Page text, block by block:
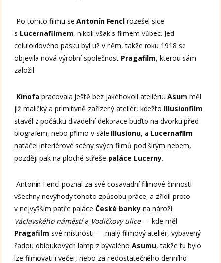
Po tomto filmu seAntonín Fencl rozešel sice
s Lucernafilmem, nikoli však s filmem vůbec. Jed
celuloidového pásku byl už v něm, takže roku 1918 se
objevila nová výrobní společnost Pragafilm, kterou sám
založil.
Kinofa pracovala ještě bez jakéhokoli ateliéru.Asum měl
již maličký a primitivně zařízený ateliér, kdežto Illusionfilm
stavěl z počátku divadelní dekorace buďto na dvorku před
biografem, nebo přímo v sále Illusionu, a Lucernafilm
natáčel interiérové scény svých filmů pod širým nebem,
později pak na ploché střeše paláce Lucerny.
Antonín Fencl poznal za své dosavadní filmové činnosti
všechny nevýhody tohoto způsobu práce, a zřídil proto
v nejvyšším patře paláceČeské banky na nároží
Václavského náměstía Vodičkovy ulice— kde měl
Pragafilm své místnosti — malý filmový ateliér, vybavený
řadou obloukových lamp z bývaléhoAsumu, takže tu bylo
lze filmovati i večer, nebo za nedostatečného denního